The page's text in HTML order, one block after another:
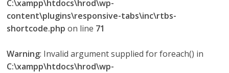
C:\xampp\htdocs\hrod\wp-
content\plugins\responsive-tabs\inc\rtbs-
shortcode.php on line 71
Warning: Invalid argument supplied for foreach() in
C:\xampp\htdocs\hrod\wp-